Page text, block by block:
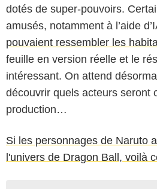
dotés de super-pouvoirs.
amusés, notamment à l’aide
pouvaient ressembler les
feuille en version réelle et le
intéressant. On attend
découvrir quels acteurs seront
production…
Si les personnages de Naruto
l'univers de Dragon Ball, voilà